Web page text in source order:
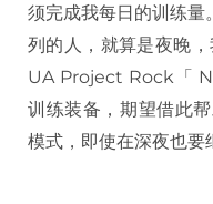
须完成我每日的训练
列的人，就算是夜晚
UA Project Rock「
训练装备，期望借此
模式，即使在深夜也要